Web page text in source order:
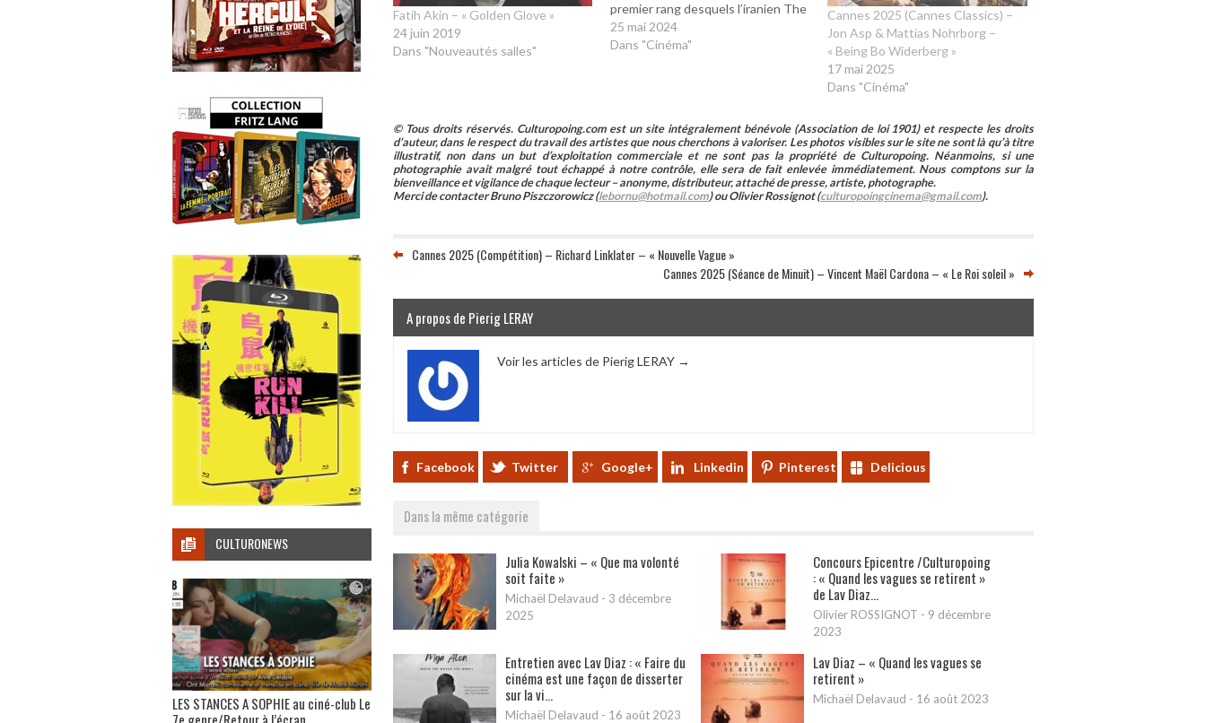
Fatih Akin – « Golden Glove »
24 juin 2019
Dans "Nouveautés salles"
premier rang desquels l’iranien The
Seed of the sacred Fig ( Mohammad
Rasoulof) et l’indien All we imagine
25 mai 2024
Dans "Cinéma"
Cannes 2025 (Cannes Classics) –
Jon Asp & Mattias Nohrborg –
« Being Bo Widerberg »
17 mai 2025
Dans "Cinéma"
© Tous droits réservés. Culturopoing.com est un site intégralement bénévole (Association de loi 1901) et respecte les droits
d’auteur, dans le respect du travail des artistes que nous cherchons à valoriser. Les photos visibles sur le site ne sont là qu’à titre
illustratif, non dans un but d’exploitation commerciale et ne sont pas la propriété de Culturopoing. Néanmoins, si une
photographie avait malgré tout échappé à notre contrôle, elle sera de fait enlevée immédiatement. Nous comptons sur la
bienveillance et vigilance de chaque lecteur – anonyme, distributeur, attaché de presse, artiste, photographe.
Merci de contacter Bruno Piszczorowicz (lebornu@hotmail.com) ou Olivier Rossignot (culturopoingcinema@gmail.com).
Cannes 2025 (Compétition) – Richard Linklater – « Nouvelle Vague »
Cannes 2025 (Séance de Minuit) – Vincent Maël Cardona – « Le Roi soleil »
A propos de Pierig LERAY
Voir les articles de Pierig LERAY →
Facebook Twitter Google+ Linkedin Pinterest Delicious
Dans la même catégorie
Julia Kowalski – « Que ma volonté
soit faite »
Michaël Delavaud - 3 décembre
2025
Concours Epicentre /Culturopoing
: « Quand les vagues se retirent »
de Lav Diaz...
Olivier ROSSIGNOT - 9 décembre
2023
Entretien avec Lav Diaz : « Faire du
cinéma est une façon de disserter
sur la vi...
Michaël Delavaud - 16 août 2023
Lav Diaz – « Quand les vagues se
retirent »
Michaël Delavaud - 16 août 2023
CULTURONEWS
LES STANCES A SOPHIE au ciné-club Le